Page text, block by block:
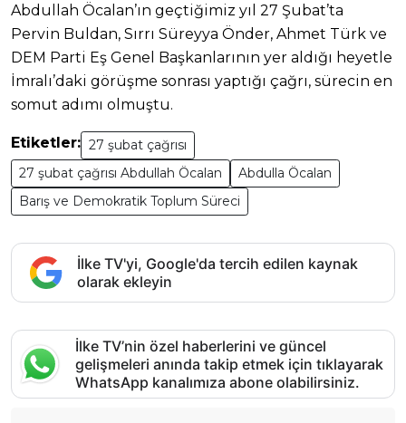
Abdullah Öcalan’ın geçtiğimiz yıl 27 Şubat’ta
Pervin Buldan, Sırrı Süreyya Önder, Ahmet Türk ve
DEM Parti Eş Genel Başkanlarının yer aldığı heyetle
İmralı’daki görüşme sonrası yaptığı çağrı, sürecin en
somut adımı olmuştu.
Etiketler: 27 şubat çağrısı
27 şubat çağrısı Abdullah Öcalan
Abdulla Öcalan
Barış ve Demokratik Toplum Süreci
İlke TV'yi, Google'da tercih edilen kaynak
olarak ekleyin
İlke TV’nin özel haberlerini ve güncel
gelişmeleri anında takip etmek için tıklayarak
WhatsApp kanalımıza abone olabilirsiniz.